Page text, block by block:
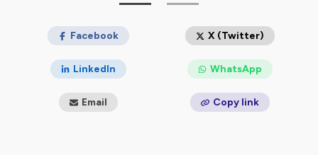
Facebook X (Twitter)
LinkedIn WhatsApp
Email Copy link